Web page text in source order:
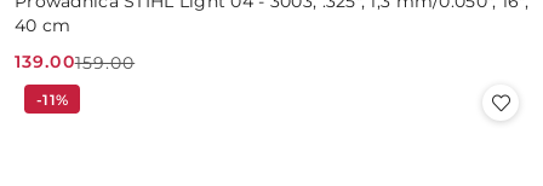
40 cm
Cena
promocyjna:
139.00
Cena
przed
159.00
-11%